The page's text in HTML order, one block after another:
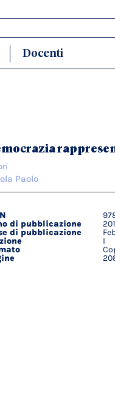
Docenti
Paolo
di pubblicazione
di pubblicazione
I